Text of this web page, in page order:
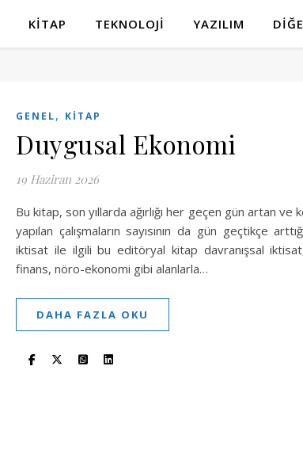
KITAP TEKNOLOJI YAZILIM
GENEL, KITAP
Duygusal Ekonomi
19 Haziran 2026
Bu kitap, son yıllarda ağırlığı her geçen gün artan ve
yapılan çalışmaların sayısının da gün geçtikçe
iktisat ile ilgili bu editöryal kitap davranışsal
finans, nöro-ekonomi gibi alanlarla…
DAHA FAZLA OKU